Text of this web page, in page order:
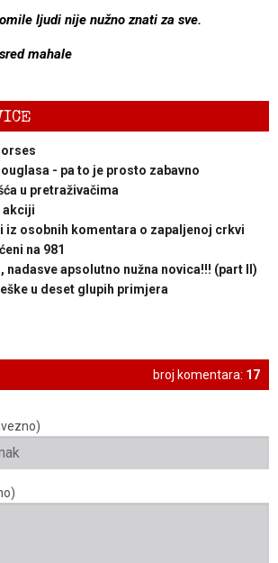
ljudi nije nužno znati za sve.
mahale
- pa to je prosto zabavno
u pretraživačima
akciji
iz osobnih komentara o zapaljenoj crkvi
na 981
nadasve apsolutno nužna novica!!! (part II)
u deset glupih primjera
broj komentara: 17